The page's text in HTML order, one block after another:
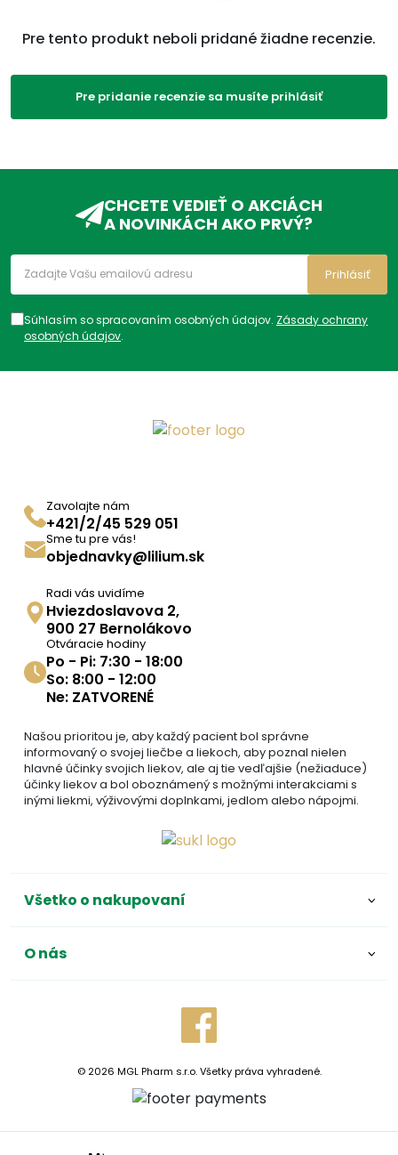
Pre tento produkt neboli pridané žiadne recenzie.
Pre pridanie recenzie sa musíte prihlásiť
CHCETE VEDIEŤ O AKCIÁCH
A NOVINKÁCH AKO PRVÝ?
Súhlasím so spracovaním osobných údajov. Zásady ochrany
osobných údajov.
Prihlásiť
Zavolajte nám
+421/2/45 529 051
Sme tu pre vás!
objednavky@lilium.sk
Radi vás uvidíme
Hviezdoslavova 2,
900 27 Bernolákovo
Otváracie hodiny
Po - Pi: 7:30 - 18:00
So: 8:00 - 12:00
Ne: ZATVORENÉ
Našou prioritou je, aby každý pacient bol správne
informovaný o svojej liečbe a liekoch, aby poznal nielen
hlavné účinky svojich liekov, ale aj tie vedľajšie (nežiaduce)
účinky liekov a bol oboznámený s možnými interakciami s
inými liekmi, výživovými doplnkami, jedlom alebo nápojmi.
Všetko o nakupovaní
O nás
© 2026 MGL Pharm s.r.o. Všetky práva vyhradené.